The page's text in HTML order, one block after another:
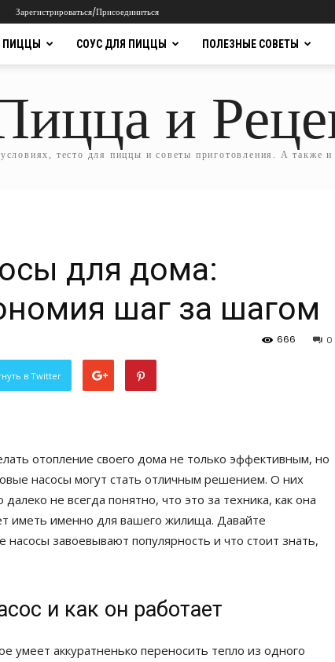
Зарегистрироваться/Присоединиться
ПИЦЦЫ СОУС ДЛЯ ПИЦЦЫ ПОЛЕЗНЫЕ СОВЕТЫ
и
тесто для пиццы и советы приготовления. А также
для дома:
шаг за шагом
0
666
в Twitter
отопление своего дома не только эффективным, но
насосы могут стать отличным решением. О них
не всегда понятно, что это за техника, как она
иметь именно для вашего жилища. Давайте
насосы завоевывают популярность и что стоит знать,
и как он работает
умеет аккуратненько переносить тепло из одного